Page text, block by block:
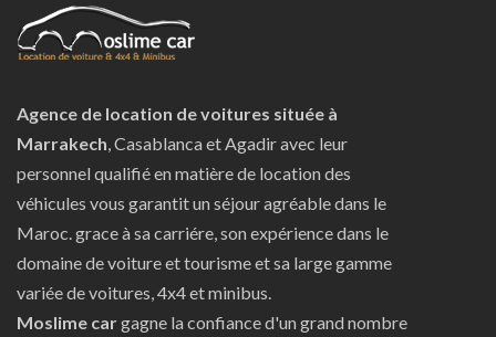
Agence de location de voitures située à
Marrakech , Casablanca et Agadir avec leur
personnel qualifié en matière de location des
véhicules vous garantit un séjour agréable dans le
Maroc. grace à sa carriére, son expérience dans le
domaine de voiture et tourisme et sa large gamme
variée de voitures, 4x4 et minibus.
Moslime cargagne la confiance d'un grand nombre